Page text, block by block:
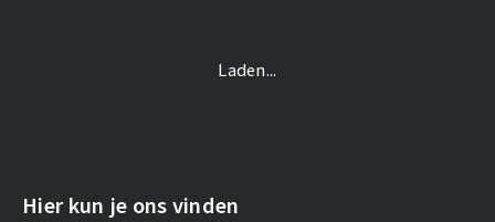
Laden...
Hier kun je ons vinden